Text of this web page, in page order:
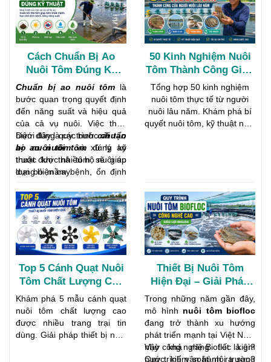
kiện tự nhiên như mô hình
truyền thống, phương pháp
này tập trung kiểm soát chặt
chẽ môi trường nước, mật
độ tôm, thức ăn, oxy và chất
thải.
hao hụt, đồng thời tối ưu hệ
số chuyển đổi thức ăn
(FCR). Bên cạnh đó, quản lý
thức ăn tôm hiệu quả còn
góp phần hạn chế ô nhiễm
môi trường ao nuôi và nâng
nuôi.
Cách Chuẩn Bị Ao
Nuôi Tôm Đúng Kỹ
Thuật Để Tôm Phát
Triển Khỏe Mạnh
Chuẩn bị ao nuôi tôm là
bước quan trọng quyết định
đến năng suất và hiệu quả
của cả vụ nuôi. Việc thực
hiện đúng quy trìnhcải tạo
ao nuôi tômvà xử lý ao
trước khi thả tôm sẽ giúp
loại bỏ mầm bệnh, ổn định
kiện thuận lợi cho tôm giống
phát triển khỏe mạnh.
Dưới đây là các bướcchuẩn
bị ao nuôi tôm đúng kỹ
thuật được nhiều hộ nuôi áp
dụng hiện nay.
50 Kinh Nghiệm Nuôi
Tôm Thành Công Giúp
Tăng Năng Suất Và
Giảm Rủi Ro
Tổng hợp 50 kinh nghiệm
nuôi tôm thực tế từ người
nuôi lâu năm. Khám phá bí
quyết nuôi tôm, kỹ thuật nuôi
Top 5 Cánh Quạt Nuôi
Tôm Chất Lượng Cao
Được Ưa Chuộng Hiện
Nay
Khám phá 5 mẫu cánh quạt
nuôi tôm chất lượng cao
được nhiều trang trại tin
dùng. Giải pháp thiết bị nuôi
Thiết Bị Nuôi Tôm
Hiện Đại – Giải Pháp
Tăng Năng Suất Và
Giảm Rủi Ro Trong
Nuôi Tôm
Trong những năm gần đây,
mô hình nuôi tôm biofloc
đang trở thành xu hướng
phát triển mạnh tại Việt Nam
nhờ khả năng tiết kiệm
nước, kiểm soát môi trường
Vậy công nghệ Biofloc là gì?
Quy trình vận hành ra sao?